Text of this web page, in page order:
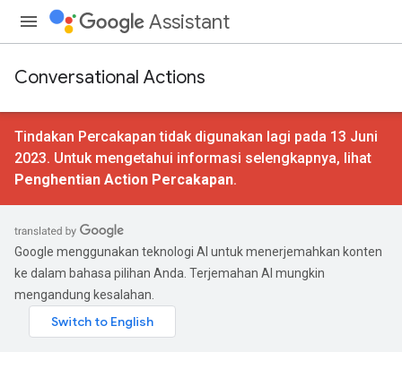
Assistant
Conversational Actions
Tindakan Percakapan tidak digunakan lagi pada 13 Juni
2023. Untuk mengetahui informasi selengkapnya, lihat
Penghentian Action Percakapan.
Google menggunakan teknologi AI untuk menerjemahkan konten
ke dalam bahasa pilihan Anda. Terjemahan AI mungkin
mengandung kesalahan.